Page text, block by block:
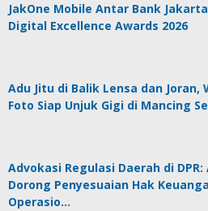
JakOne Mobile Antar Bank
Digital Excellence Awards 2026
Adu Jitu di Balik Lensa dan Joran,
Foto Siap Unjuk Gigi di Mancing
Advokasi Regulasi Daerah di DPR:
Dorong Penyesuaian Hak
Operasio…